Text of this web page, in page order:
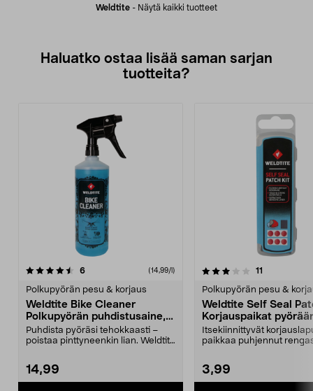
Weldtite - Näytä kaikki tuotteet
Haluatko ostaa lisää saman sarjan
tuotteita?
6arvostelut (14,99/l)
Polkupyörän pesu & korjaus
Weldtite Bike Cleaner
Polkupyörän puhdistusaine, 1
litra
Puhdista pyöräsi tehokkaasti –
poistaa pinttyneenkin lian. Weldtite
14,99
3.0viidestä
11
Polkupyörän pesu &
Weldtite Self Seal
Korjauspaikat
Itsekiinnittyvät
paikkaa puhjennut
3,99
4.5viidestä